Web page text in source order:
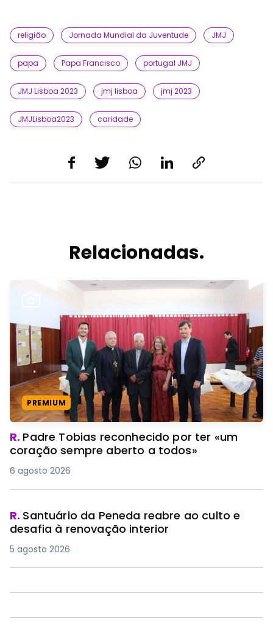
religião Jornada Mundial da Juventude JMJ
papa Papa Francisco portugal JMJ
JMJ Lisboa 2023 jmj lisboa jmj 2023
JMJLisboa2023 caridade
Relacionadas.
PREMIUM
R. Padre Tobias reconhecido por ter «um
coração sempre aberto a todos»
6 agosto 2026
R. Santuário da Peneda reabre ao culto e
desafia à renovação interior
5 agosto 2026